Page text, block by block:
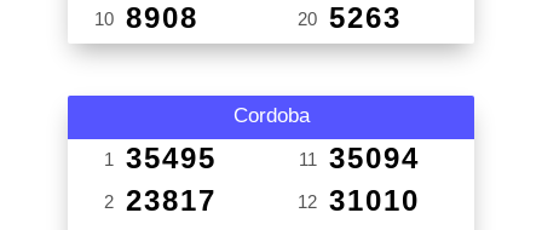
10 8908 20 5263
Cordoba
1 35495
2 23817
11 35094
12 31010